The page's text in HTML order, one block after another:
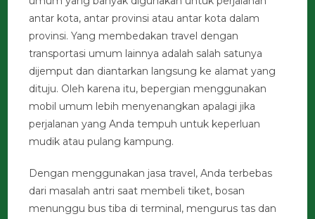
antar kota, antar provinsi atau antar kota dalam
provinsi. Yang membedakan travel dengan
transportasi umum lainnya adalah salah satunya
dijemput dan diantarkan langsung ke alamat yang
dituju. Oleh karena itu, bepergian menggunakan
mobil umum lebih menyenangkan apalagi jika
perjalanan yang Anda tempuh untuk keperluan
mudik atau pulang kampung.
Dengan menggunakan jasa travel, Anda terbebas
dari masalah antri saat membeli tiket, bosan
menunggu bus tiba di terminal, mengurus tas dan